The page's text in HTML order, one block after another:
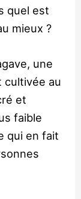
quel est
mieux ?
une
cultivée au
et
faible
qui en fait